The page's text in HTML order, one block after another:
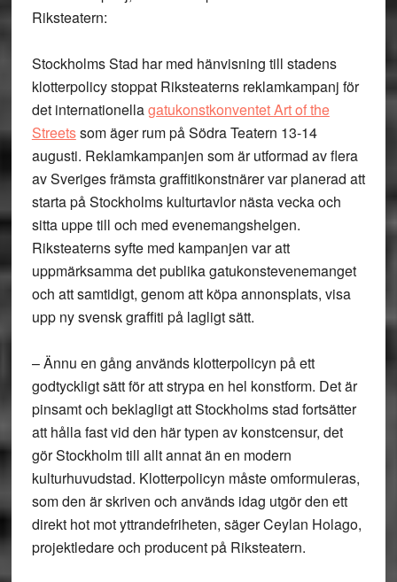
Riksteatern:
Stockholms Stad har med hänvisning till stadens
klotterpolicy stoppat Riksteaterns reklamkampanj för
det internationellagatukonstkonventet Art of the
Streetssom äger rum på Södra Teatern 13-14
augusti. Reklamkampanjen som är utformad av flera
av Sveriges främsta graffitikonstnärer var planerad att
starta på Stockholms kulturtavlor nästa vecka och
sitta uppe till och med evenemangshelgen.
Riksteaterns syfte med kampanjen var att
uppmärksamma det publika gatukonstevenemanget
och att samtidigt, genom att köpa annonsplats, visa
upp ny svensk graffiti på lagligt sätt.
– Ännu en gång används klotterpolicyn på ett
godtyckligt sätt för att strypa en hel konstform. Det är
pinsamt och beklagligt att Stockholms stad fortsätter
att hålla fast vid den här typen av konstcensur, det
gör Stockholm till allt annat än en modern
kulturhuvudstad. Klotterpolicyn måste omformuleras,
som den är skriven och används idag utgör den ett
direkt hot mot yttrandefriheten, säger Ceylan Holago,
projektledare och producent på Riksteatern.